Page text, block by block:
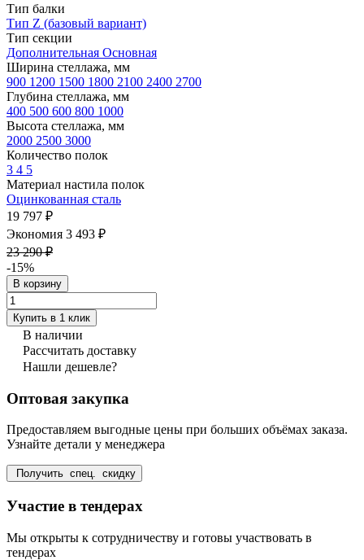
Тип балки
Тип Z (базовый вариант)
Тип секции
Дополнительная Основная
Ширина стеллажа, мм
900 1200 1500 1800 2100 2400 2700
Глубина стеллажа, мм
400 500 600 800 1000
Высота стеллажа, мм
2000 2500 3000
Количество полок
3 4 5
Материал настила полок
Оцинкованная сталь
19 797 ₽
Экономия 3 493 ₽
23 290 ₽
-15%
В корзину
Купить в 1 клик
В наличии
Рассчитать доставку
Нашли дешевле?
Оптовая закупка
Предоставляем выгодные цены при больших объёмах заказа.
Узнайте детали у менеджера
Получить спец. скидку
Участие в тендерах
Мы открыты к сотрудничеству и готовы участвовать в
тендерах